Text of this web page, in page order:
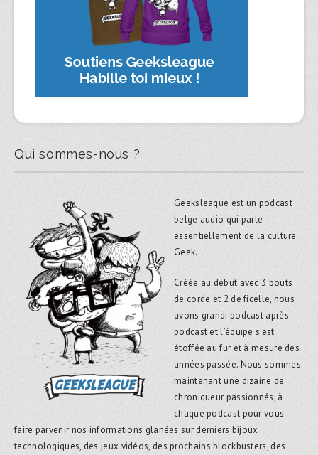
Qui sommes-nous ?
Geeksleague est un podcast
belge audio qui parle
essentiellement de la culture
Geek.
Créée au début avec 3 bouts
de corde et 2 de ficelle, nous
avons grandi podcast après
podcast et l’équipe s’est
étoffée au fur et à mesure des
années passée. Nous sommes
maintenant une dizaine de
chroniqueur passionnés, à
chaque podcast pour vous
faire parvenir nos informations glanées sur derniers bijoux
technologiques, des jeux vidéos, des prochains blockbusters, des